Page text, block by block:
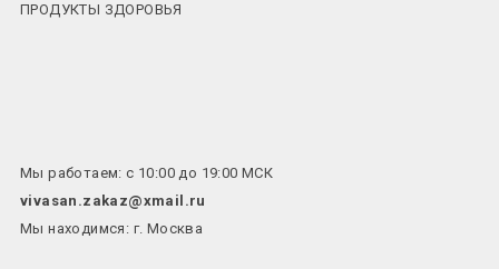
ПРОДУКТЫ ЗДОРОВЬЯ
Мы работаем: с 10:00 до 19:00 МСК
vivasan.zakaz@xmail.ru
Мы находимся: г. Москва